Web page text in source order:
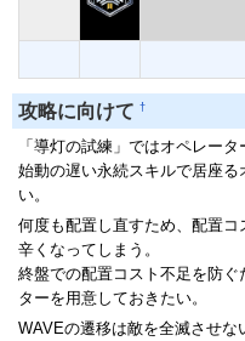
攻略に向けて †
「導灯の試練」ではオペレー
始動の遅い永続スキルで居座
い。
何度も配置し直すため、配置
辛くなってしまう。
終盤での配置コスト不足を防
ターを用意しておきたい。
WAVEの遷移は敵を全滅させ